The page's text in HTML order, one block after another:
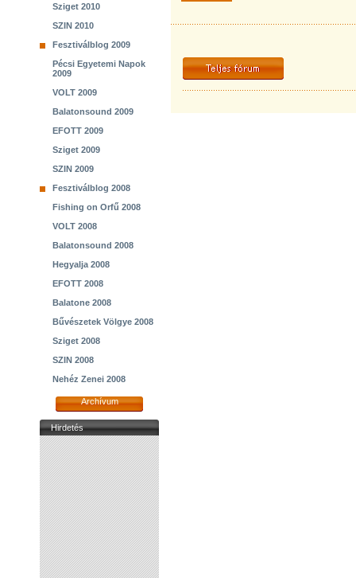
Sziget 2010
SZIN 2010
Fesztiválblog 2009
Pécsi Egyetemi Napok
2009
VOLT 2009
Balatonsound 2009
EFOTT 2009
Sziget 2009
SZIN 2009
Fesztiválblog 2008
Fishing on Orfű 2008
VOLT 2008
Balatonsound 2008
Hegyalja 2008
EFOTT 2008
Balatone 2008
Bűvészetek Völgye 2008
Sziget 2008
SZIN 2008
Nehéz Zenei 2008
Archívum
Hirdetés